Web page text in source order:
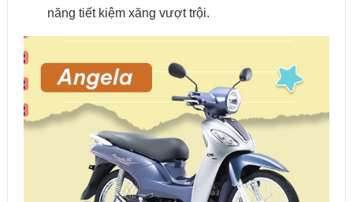
năng tiết kiệm xăng vượt trội.